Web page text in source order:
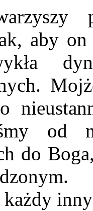
aby
od
do